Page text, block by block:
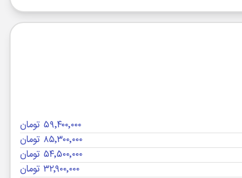
۵۹٬۴۰۰٬۰۰۰ تومان
۸۵٬۳۰۰٬۰۰۰ تومان
۵۴٬۵۰۰٬۰۰۰ تومان
۳۲٬۹۰۰٬۰۰۰ تومان